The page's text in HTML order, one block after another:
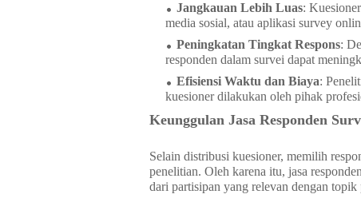
Jangkauan Lebih Luas:
media sosial, atau aplikasi survey
Peningkatan Tingkat Respons:
responden dalam survei dapat
Efisiensi Waktu dan Biaya:
kuesioner dilakukan oleh pihak
Keunggulan Jasa Responden
Selain distribusi kuesioner, memilih
penelitian. Oleh karena itu, jasa
dari partisipan yang relevan dengan